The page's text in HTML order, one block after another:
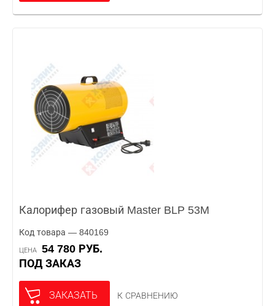
Калорифер газовый Master BLP 53M
Код товара — 840169
ЦЕНА
54 780 РУБ.
ПОД ЗАКАЗ
ЗАКАЗАТЬ К СРАВНЕНИЮ